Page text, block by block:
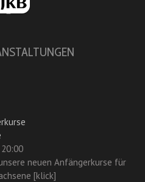
neuen Anfängerkurse für
[klick]